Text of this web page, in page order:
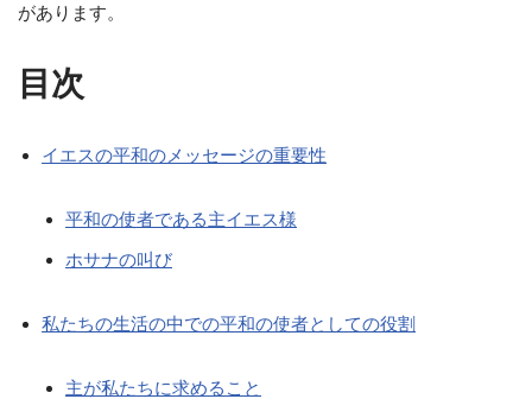
があります。
目次
イエスの平和のメッセージの重要性
平和の使者である主イエス様
ホサナの叫び
私たちの生活の中での平和の使者としての役割
主が私たちに求めること